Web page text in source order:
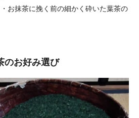
お抹茶に挽く前の細かく砕いた葉茶の
のお好み選び